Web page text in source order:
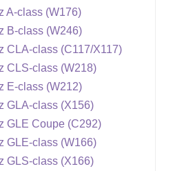
A-class (W176)
B-class (W246)
CLA-class (C117/X117)
CLS-class (W218)
E-class (W212)
GLA-class (X156)
GLE Coupe (C292)
GLE-class (W166)
GLS-class (X166)